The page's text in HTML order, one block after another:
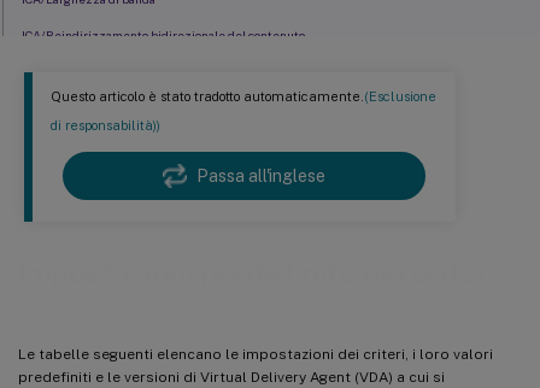
Questo articolo è stato tradotto automaticamente.(Esclusione
di responsabilità))
Passa all'inglese
Le tabelle seguenti elencano le impostazioni dei criteri, i loro valori
predefiniti e le versioni di Virtual Delivery Agent (VDA) a cui si
ICA/Reindirizzamento bidirezionale del contenuto
ICA/Reindirizzamento contenuto browser
ICA/Sensori client
ICA/Monitoraggio utente finale
ICA/Grafica/Framehawk